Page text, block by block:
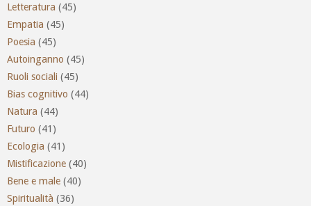
Letteratura (45)
Empatia (45)
Poesia (45)
Autoinganno (45)
Ruoli sociali (45)
Bias cognitivo (44)
Natura (44)
Futuro (41)
Ecologia (41)
Mistificazione (40)
Bene e male (40)
Spiritualità (36)